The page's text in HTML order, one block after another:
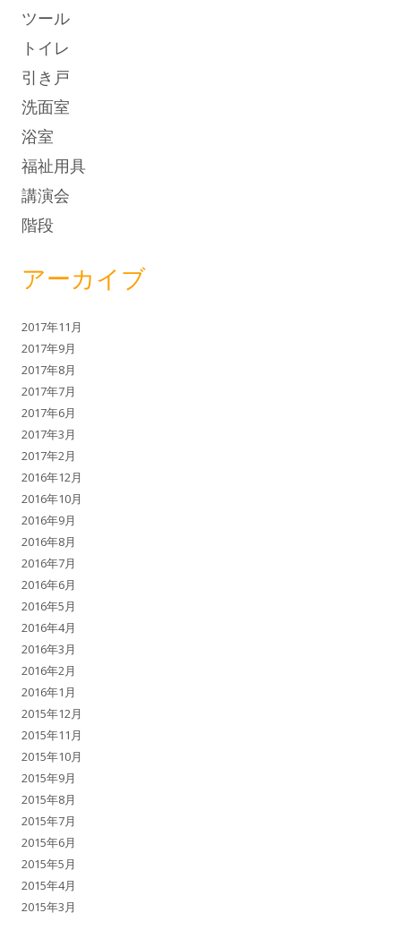
ツール
トイレ
引き戸
洗面室
浴室
福祉用具
講演会
階段
アーカイブ
2017年11月
2017年9月
2017年8月
2017年7月
2017年6月
2017年3月
2017年2月
2016年12月
2016年10月
2016年9月
2016年8月
2016年7月
2016年6月
2016年5月
2016年4月
2016年3月
2016年2月
2016年1月
2015年12月
2015年11月
2015年10月
2015年9月
2015年8月
2015年7月
2015年6月
2015年5月
2015年4月
2015年3月